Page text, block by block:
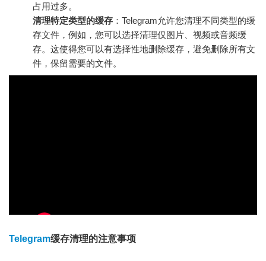
占用过多。
清理特定类型的缓存 ：Telegram允许您清理不同类型的缓
存文件，例如，您可以选择清理仅图片、视频或音频缓
存。这使得您可以有选择性地删除缓存，避免删除所有文
件，保留需要的文件。
Telegram缓存清理的注意事项